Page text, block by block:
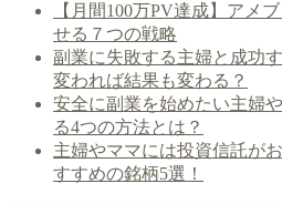
【月間100万PV達成】アメ
せる７つの戦略
副業に失敗する主婦と成功
変われば結果も変わる？
安全に副業を始めたい主婦
る4つの方法とは？
主婦やママには投資信託が
すすめの銘柄5選！